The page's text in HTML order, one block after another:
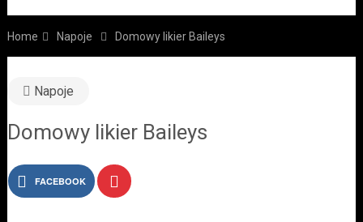
Home Napoje Domowy likier Baileys
Napoje
Domowy likier Baileys
FACEBOOK